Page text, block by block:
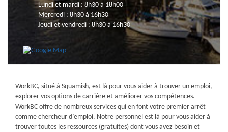
Lundi et mardi : 8h30 à 18h00
Mercredi : 8h30 à 16h30
Jeudi et vendredi : 8h30 à 16h30
WorkBC, situé à Squamish, est là pour vous aider à trouver un emploi,
explorer vos options de carrière et améliorer vos compétences.
WorkBC offre de nombreux services qui en font votre premier arrêt
comme chercheur d’emploi. Notre personnel est là pour vous aider à
trouver toutes les ressources (gratuites) dont vous avez besoin et